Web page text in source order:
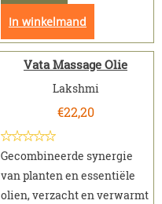
In winkelmand
Vata Massage Olie
Lakshmi
€22,20
Gecombineerde synergie
van planten en essentiële
olien, verzacht en verwarmt